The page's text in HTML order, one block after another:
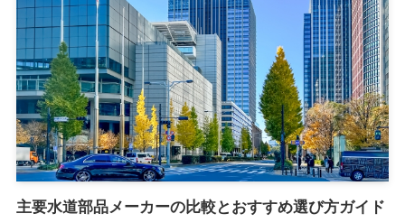
主要水道部品メーカーの比較とおすすめ選び方ガイド